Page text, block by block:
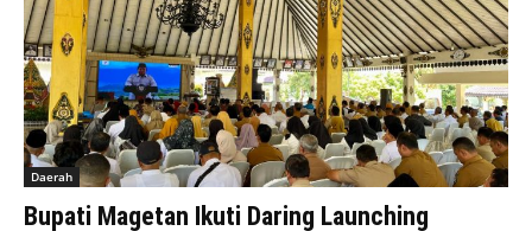
Daerah
Bupati Magetan Ikuti Daring Launching